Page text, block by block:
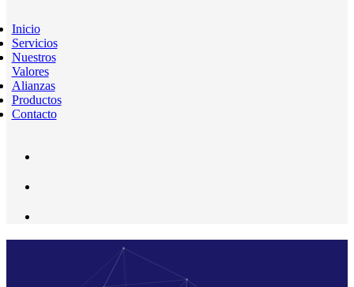
Inicio
Servicios
Nuestros
Valores
Alianzas
Productos
Contacto